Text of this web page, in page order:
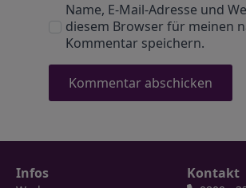
Name, E-Mail-Adresse und
diesem Browser für meinen
Kommentar speichern.
Infos Kontakt